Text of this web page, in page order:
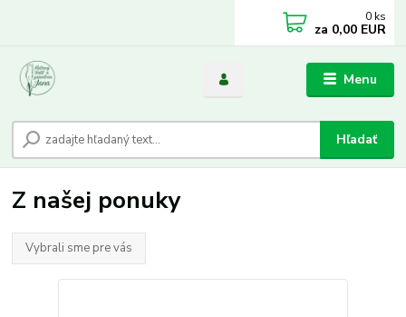
Menu
Hľadať
0 ks
za 0,00 EUR
Z našej ponuky
Vybrali sme pre vás